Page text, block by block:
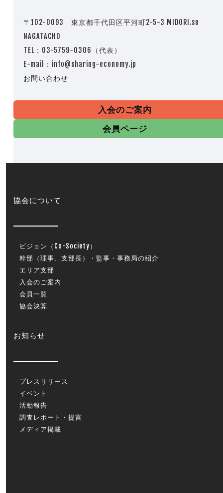
〒102-0093 東京都千代田区平河町2-5-3 MIDORI.so
NAGATACHO
TEL：03-5759-0306（代表）
E-mail：info@sharing-economy.jp
お問い合わせ
入会のご案内
会員ページ
協会について
ビジョン（Co-Society）
幹部（理事、支部長）・監事・事務局の紹介
エリア支部
入会のご案内
会員一覧
協会決算
お知らせ
プレスリリース
イベント
活動報告
調査レポート・提言
メディア掲載